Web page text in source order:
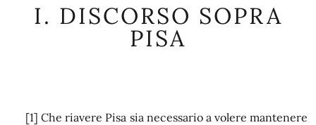
I. DISCORSO SOPRA
PISA
[1] Che riavere Pisa sia necessario a volere mantenere